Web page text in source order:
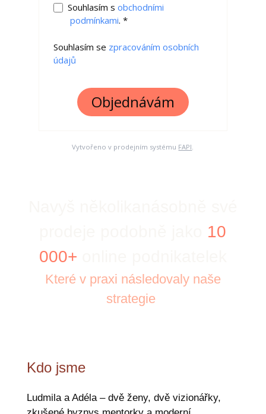
Souhlasím s obchodními
podmínkami. *
Souhlasím se zpracováním osobních
údajů
Objednávám
Vytvořeno v prodejním systému FAPI
10
000+
Které v praxi následovaly naše
strategie
Kdo jsme
Ludmila a Adéla – dvě ženy, dvě vizionářky,